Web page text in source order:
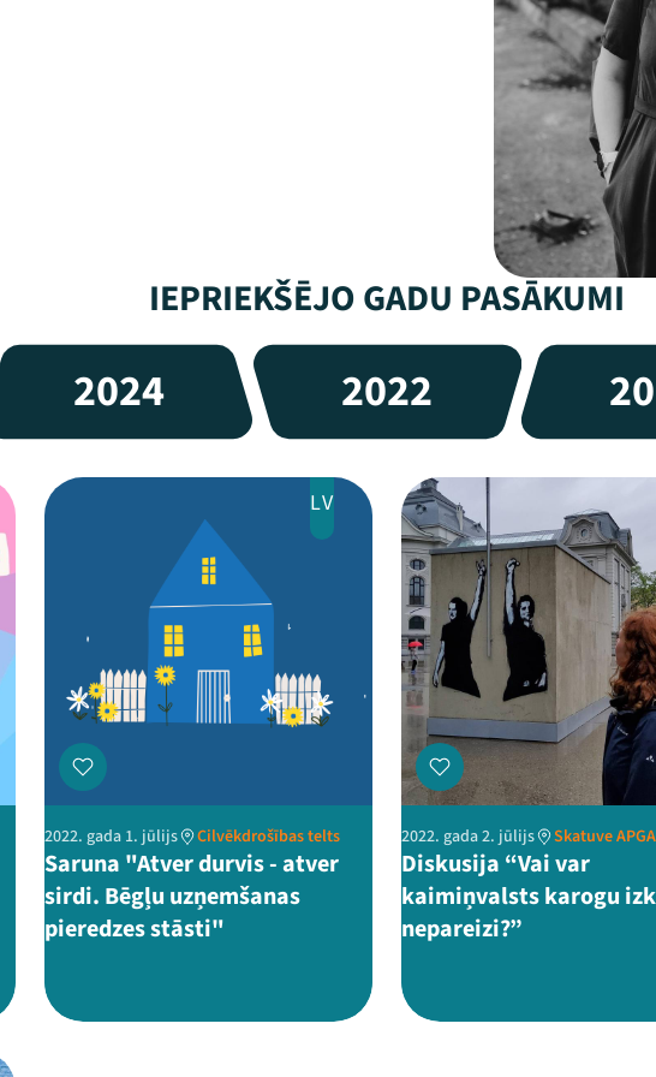
IEPRIEKŠĒJO GADU PASĀKUMI
2024 2022
LV
2022. gada 1. jūlijs Cilvēkdrošības telts
Saruna "Atver durvis - atver
sirdi. Bēgļu uzņemšanas
pieredzes stāsti"
2022. gada 2. jūlijs Skatuve
Diskusija “Vai var
kaimiņvalsts karogu
nepareizi?”